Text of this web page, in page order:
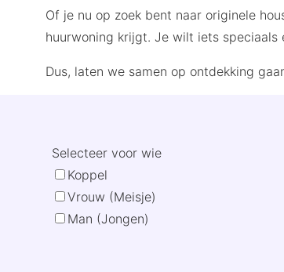
Of je nu op zoek bent naar originele
huurwoning krijgt. Je wilt iets speciaals
Dus, laten we samen op ontdekking
Selecteer voor wie
Koppel
Vrouw (Meisje)
Man (Jongen)